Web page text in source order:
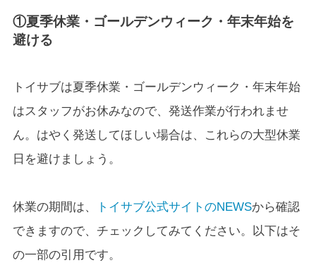
①夏季休業・ゴールデンウィーク・年末年始を
避ける
トイサブは夏季休業・ゴールデンウィーク・年末年始
はスタッフがお休みなので、発送作業が行われませ
ん。はやく発送してほしい場合は、これらの大型休業
日を避けましょう。
休業の期間は、 トイサブ公式サイトのNEWSから確認
できますので、チェックしてみてください。以下はそ
の一部の引用です。